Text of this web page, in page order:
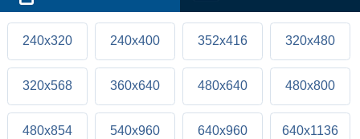
240x320 240x400 352x416 320x480
320x568 360x640 480x640 480x800
480x854 540x960 640x960 640x1136